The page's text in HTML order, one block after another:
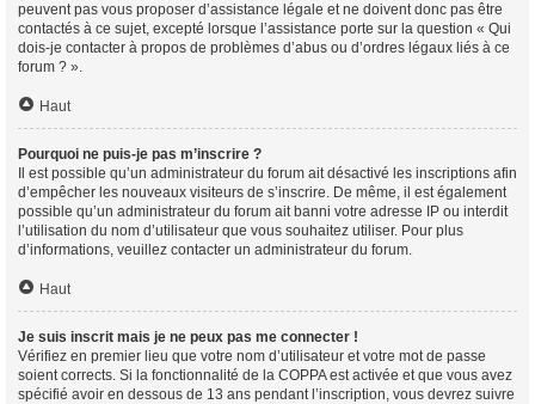
peuvent pas vous proposer d’assistance légale et ne doivent donc pas être
contactés à ce sujet, excepté lorsque l’assistance porte sur la question « Qui
dois-je contacter à propos de problèmes d’abus ou d’ordres légaux liés à ce
forum ? ».
Haut
Pourquoi ne puis-je pas m’inscrire ?
Il est possible qu’un administrateur du forum ait désactivé les inscriptions afin
d’empêcher les nouveaux visiteurs de s’inscrire. De même, il est également
possible qu’un administrateur du forum ait banni votre adresse IP ou interdit
l’utilisation du nom d’utilisateur que vous souhaitez utiliser. Pour plus
d’informations, veuillez contacter un administrateur du forum.
Haut
Je suis inscrit mais je ne peux pas me connecter !
Vérifiez en premier lieu que votre nom d’utilisateur et votre mot de passe
soient corrects. Si la fonctionnalité de la COPPA est activée et que vous avez
spécifié avoir en dessous de 13 ans pendant l’inscription, vous devrez suivre